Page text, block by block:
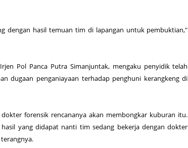
dengan hasil temuan tim di lapangan untuk pembuktian,"
Pol Panca Putra Simanjuntak, mengaku penyidik telah
dugaan penganiayaan terhadap penghuni kerangkeng di
forensik rencananya akan membongkar kuburan itu.
yang didapat nanti tim sedang bekerja dengan dokter